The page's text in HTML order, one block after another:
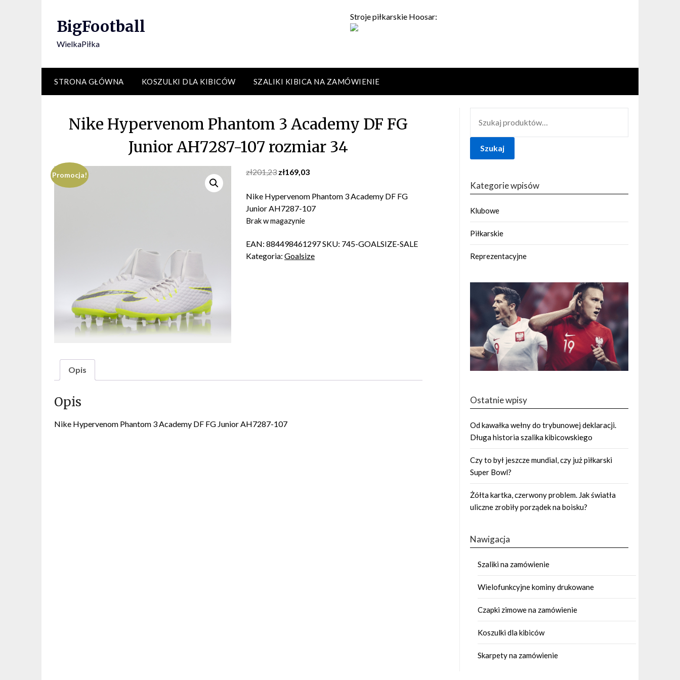
BigFootball
WielkaPiłka
Stroje piłkarskie Hoosar:
STRONA GŁÓWNA KOSZULKI DLA KIBICÓW SZALIKI KIBICA NA ZAMÓWIENIE
Nike Hypervenom Phantom 3 Academy DF FG
Junior AH7287-107 rozmiar 34
Promocja! zł201,23 Original
was:
zł201,23.
zł169,03Current
is:
zł169,03.
Nike Hypervenom Phantom 3 Academy DF FG
Junior AH7287-107
Brak w magazynie
EAN: 884498461297SKU: 745-GOALSIZE-SALE
Kategoria: Goalsize
Opis
Opis
Nike Hypervenom Phantom 3 Academy DF FG Junior AH7287-107
Szukaj
Kategorie wpisów
Klubowe
Piłkarskie
Reprezentacyjne
Ostatnie wpisy
Od kawałka wełny do trybunowej deklaracji.
Długa historia szalika kibicowskiego
Czy to był jeszcze mundial, czy już piłkarski
Super Bowl?
Żółta kartka, czerwony problem. Jak światła
uliczne zrobiły porządek na boisku?
Nawigacja
Szaliki na zamówienie
Wielofunkcyjne kominy drukowane
Czapki zimowe na zamówienie
Koszulki dla kibiców
Skarpety na zamówienie